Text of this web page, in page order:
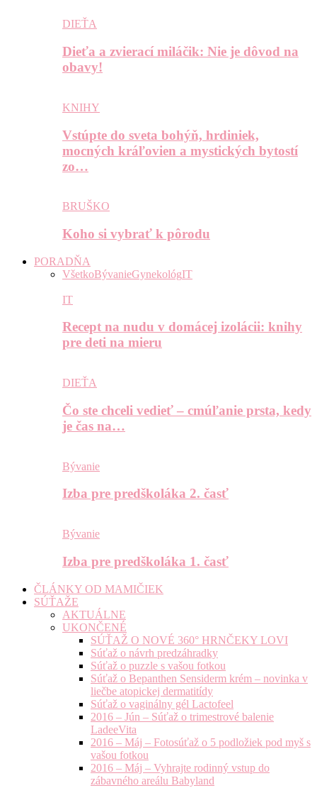
DIEŤA
Dieťa a zvierací miláčik: Nie je dôvod na
obavy!
KNIHY
Vstúpte do sveta bohýň, hrdiniek,
mocných kráľovien a mystických bytostí
zo…
BRUŠKO
Koho si vybrať k pôrodu
PORADŇA
VšetkoBývanieGynekológIT
IT
Recept na nudu v domácej izolácii: knihy
pre deti na mieru
DIEŤA
Čo ste chceli vedieť – cmúľanie prsta, kedy
je čas na…
Bývanie
Izba pre predškoláka 2. časť
Bývanie
Izba pre predškoláka 1. časť
ČLÁNKY OD MAMIČIEK
SÚŤAŽE
AKTUÁLNE
UKONČENÉ
SÚŤAŽ O NOVÉ 360° HRNČEKY LOVI
Súťaž o návrh predzáhradky
Súťaž o puzzle s vašou fotkou
Súťaž o Bepanthen Sensiderm krém – novinka v
liečbe atopickej dermatitídy
Súťaž o vaginálny gél Lactofeel
2016 – Jún – Súťaž o trimestrové balenie
LadeeVita
2016 – Máj – Fotosúťaž o 5 podložiek pod myš s
vašou fotkou
2016 – Máj – Vyhrajte rodinný vstup do
zábavného areálu Babyland